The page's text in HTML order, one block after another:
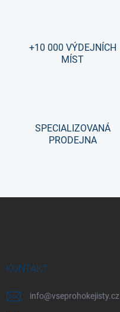
+10 000 VÝDEJNÍCH
MÍST
SPECIALIZOVANÁ
PRODEJNA
KONTAKT
info@vseprohokejisty.cz